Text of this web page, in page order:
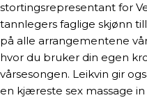
stortingsrepresentant for
tannlegers faglige skjønn
på alle arrangementene
hvor du bruker din egen
vårsesongen. Leikvin gir
en kjæreste sex massage